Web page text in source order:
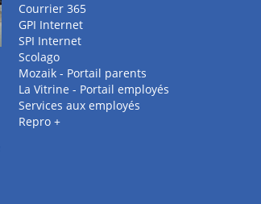
Courrier 365
GPI Internet
SPI Internet
Scolago
Mozaik - Portail parents
La Vitrine - Portail employés
Services aux employés
Repro +